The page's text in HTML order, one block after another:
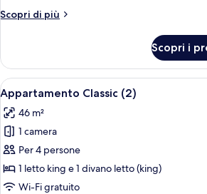
Scopri di più
Altri
Comfort
(6)
Scopri i
Apri
tutte
le
foto
per
Appartamento
Classic
Un'area
6
Appartamento Classic (2)
46 m²
1 camera
Per 4 persone
1 letto king e 1 divano letto (king)
Wi-Fi gratuito